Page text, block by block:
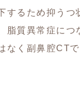
るため抑う
質異常症に
く副鼻腔CT